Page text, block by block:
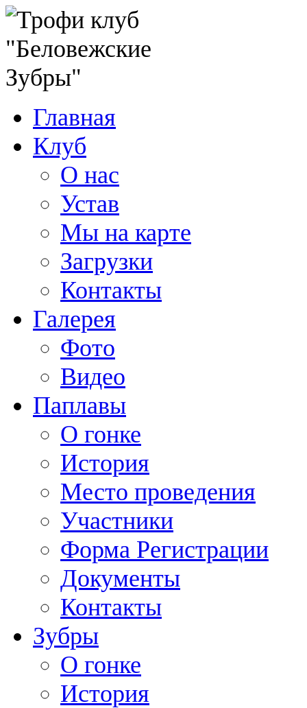
Главная
Клуб
О нас
Устав
Мы на карте
Загрузки
Контакты
Галерея
Фото
Видео
Паплавы
О гонке
История
Место проведения
Участники
Форма Регистрации
Документы
Контакты
Зубры
О гонке
История